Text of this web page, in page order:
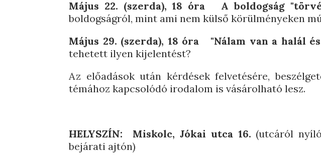
Május 22. (szerda), 18 óra A boldogság
boldogságról, mint ami nem külső körülményeken
Május 29. (szerda), 18 óra "Nálam van a halál
tehetett ilyen kijelentést?
Az előadások után kérdések felvetésére,
témához kapcsolódó irodalom is vásárolható lesz.
HELYSZÍN: Miskolc, Jókai utca 16. (utcáról
bejárati ajtón)